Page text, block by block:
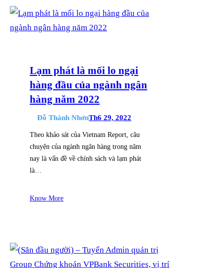
Lạm phát là mối lo ngại
hàng đầu của ngành ngân
hàng năm 2022
Đỗ Thành NhơnTh6 29, 2022
Theo khảo sát của Vietnam Report, câu
chuyện của ngành ngân hàng trong năm
nay là vấn đề về chính sách và lạm phát
là…
Know More